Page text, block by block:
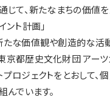
じて、 新たなまちの価値
ント計画」
たな価値観や創造的な活
都歴史⽂化財団 アーツ
ロジェクトをとおして、
んでいます。